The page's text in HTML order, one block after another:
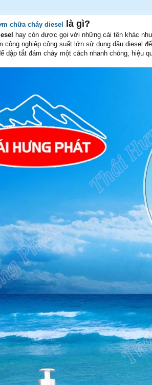
chữa cháy diesel là gì?
hay còn được gọi với những cái tên khác
công nghiệp công suất lớn sử dụng dầu diesel
dập tắt đám cháy một cách nhanh chóng, hiệu